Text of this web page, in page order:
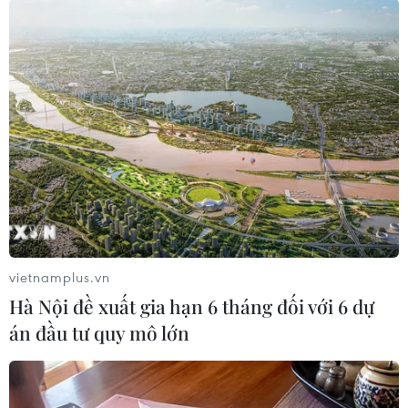
khác, Visa, PayPal và những công ty khác cũng
sẽ có quyền truy cập vào một số hoặc tất cả dữ
liệu tài chính của người dùng Facebook.
Nếu không giải quyết được khúc mắc này một
cách hợp lý, đồng tiền điện tử của Facebook có
khả năng sẽ đối mặt với sự giám sát chặt chẽ
hơn về quy định giữa lúc mạng xã hội này đang
hứng chịu “búa rìu” dư luận do thu thập thông
tin cá nhân của người dùng./.
vietnamplus.vn
Hà Nội đề xuất gia hạn 6 tháng đối với 6 dự
án đầu tư quy mô lớn